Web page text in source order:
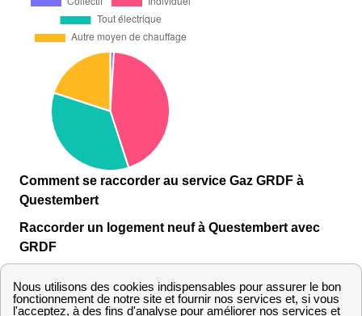
Comment se raccorder au service Gaz GRDF à
Questembert
Raccorder un logement neuf à Questembert avec
GRDF
procédure reste la même qu'un raccordement classique